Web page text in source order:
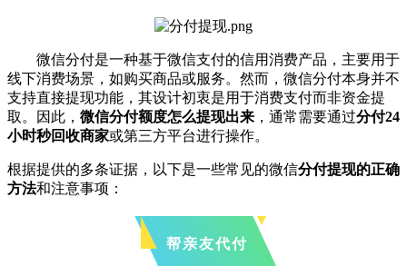
微信分付是一种基于微信支付的信用消费产品，主要用于
线下消费场景，如购买商品或服务。然而，微信分付本身并不
支持直接提现功能，其设计初衷是用于消费支付而非资金提
取。因此， 微信分付额度怎么提现出来 ，通常需要通过分付24
小时秒回收商家或第三方平台进行操作。
根据提供的多条证据，以下是一些常见的微信分付提现的正确
方法和注意事项：
帮亲友代付